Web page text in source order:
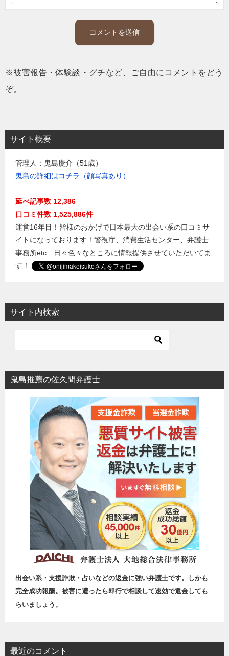
※被害報告・体験談・グチなど、ご自由にコメントをどう
ぞ。
サイト概要
管理人：鬼島慶介（51歳）
鬼島の詳細はコチラ（顔写真あり）
延べ記事数 12,386
口コミ件数 1,525,886件
運営16年目！皆様のおかげで日本最大の出会い系の口コミサ
イトになっております！警視庁、消費生活センター、弁護士
事務所etc…日々色々なところに情報提供させていただいてま
す！
サイト内検索
鬼島推薦の佐久間弁護士
出会い系・支援詐欺・占いなどの返金に強い弁護士です。しかも
完全成功報酬。被害に遭ったら即行で相談して速効で返金しても
らいましょう。
最近のコメント